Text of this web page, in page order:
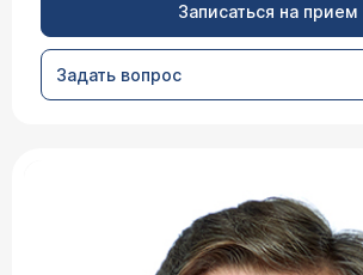
Записаться на прием
Задать вопрос